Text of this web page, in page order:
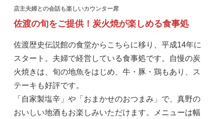
店主夫婦との会話も楽しいカウンター席
佐渡の旬をご提供！炭火焼が楽しめる食事処
佐渡歴史伝説館の食堂からこちらに移り、平成14年に
スタート。夫婦で経営している食事処です。自慢の炭
火焼きは、旬の地魚をはじめ、牛・豚・鶏もあり、ス
テーキも好評です。
「自家製塩辛」や「おまかせのおつまみ」で、真野の
おいしい地酒もお楽しみいただけます。メニューは幅